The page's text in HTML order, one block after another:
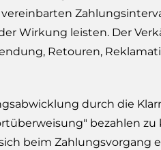
Wirkung leisten. Der
Retouren,
durch die
bezahlen
beim